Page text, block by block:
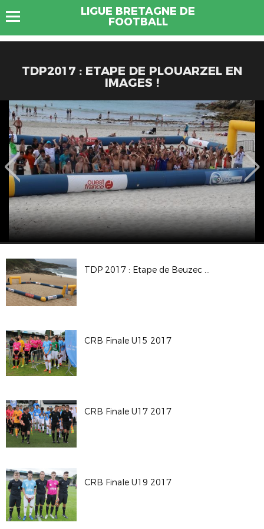
LIGUE BRETAGNE DE
FOOTBALL
TDP2017 : ETAPE DE PLOUARZEL EN
IMAGES !
TDP 2017 : Etape de Beuzec en images !
CRB Finale U15 2017
CRB Finale U17 2017
CRB Finale U19 2017